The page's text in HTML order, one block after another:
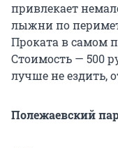
привлекает
лыжни по
Проката в самом
Стоимость — 500
лучше не ездить,
Полежаевский